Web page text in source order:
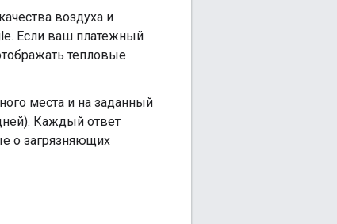
воздуха и
Если ваш платежный
тепловые
места и на заданный
Каждый ответ
о загрязняющих